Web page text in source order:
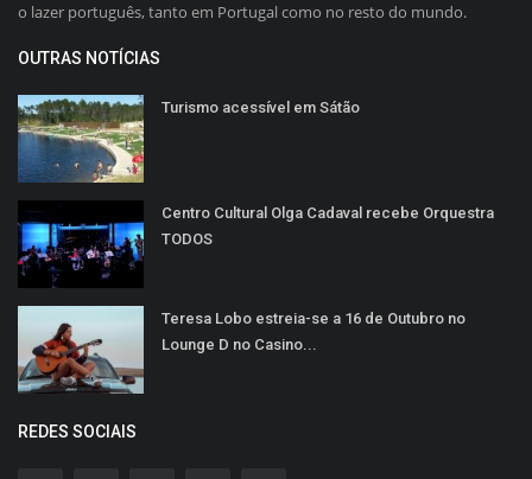
o lazer português, tanto em Portugal como no resto do mundo.
OUTRAS NOTÍCIAS
Turismo acessível em Sátão
Centro Cultural Olga Cadaval recebe Orquestra
TODOS
Teresa Lobo estreia-se a 16 de Outubro no
Lounge D no Casino...
REDES SOCIAIS